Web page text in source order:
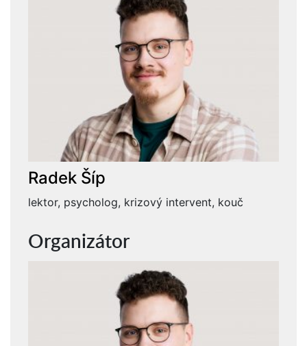
Radek Šíp
lektor, psycholog, krizový intervent, kouč
Organizátor